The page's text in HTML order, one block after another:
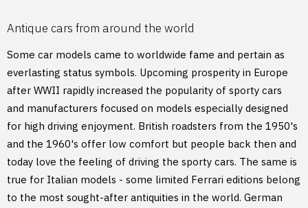
Antique cars from around the world
Some car models came to worldwide fame and pertain as
everlasting status symbols. Upcoming prosperity in Europe
after WWII rapidly increased the popularity of sporty cars
and manufacturers focused on models especially designed
for high driving enjoyment. British roadsters from the 1950's
and the 1960's offer low comfort but people back then and
today love the feeling of driving the sporty cars. The same is
true for Italian models - some limited Ferrari editions belong
to the most sought-after antiquities in the world. German